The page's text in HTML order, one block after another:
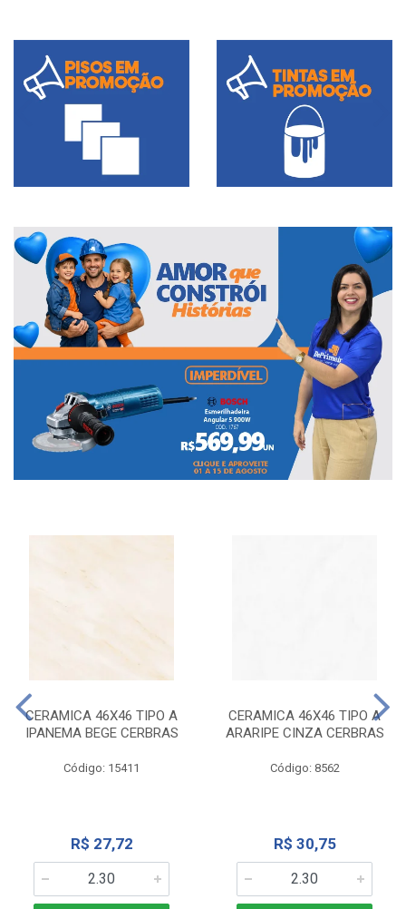
CERAMICA 46X46 TIPO A
IPANEMA BEGE CERBRAS
Código: 15411
R$ 27,72
CERAMICA 46X46 TIPO A
ARARIPE CINZA CERBRAS
Código: 8562
R$ 30,75